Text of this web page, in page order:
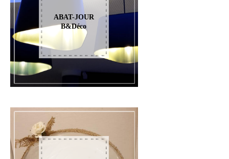
ABAT-JOUR
B&Déco